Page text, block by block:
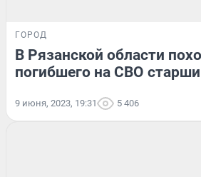
ГОРОД
В Рязанской области
погибшего на СВО
9 июня, 2023, 19:31 5 406